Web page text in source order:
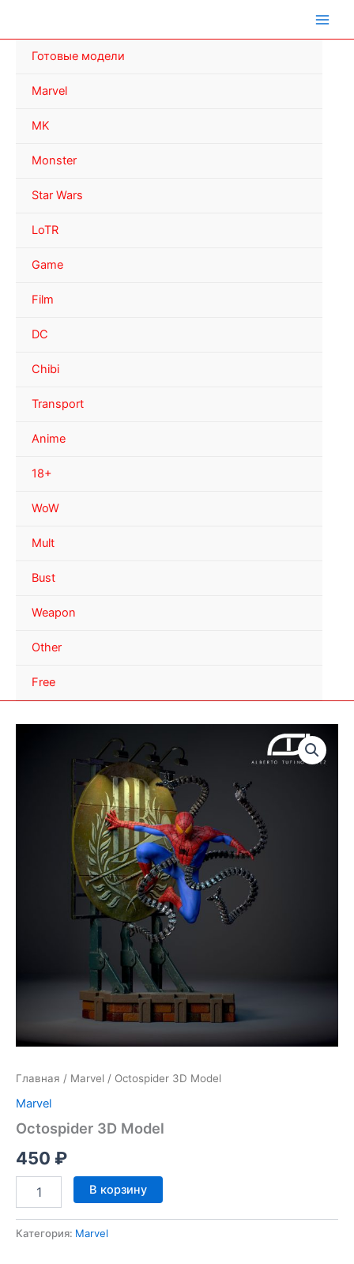
Готовые модели
Marvel
MK
Monster
Star Wars
LoTR
Game
Film
DC
Chibi
Transport
Anime
18+
WoW
Mult
Bust
Weapon
Other
Free
Главная / Marvel / Octospider 3D Model
Marvel
Octospider 3D Model
450 ₽
Количество
товара
3D
В корзину
Категория: Marvel